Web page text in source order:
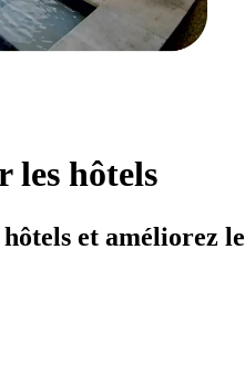
les hôtels
et améliorez le